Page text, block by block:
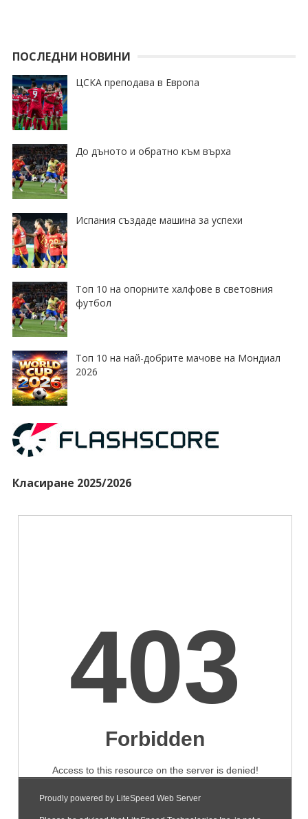
ПОСЛЕДНИ НОВИНИ
ЦСКА преподава в Европа
До дъното и обратно към върха
Испания създаде машина за успехи
Топ 10 на опорните халфове в световния
футбол
Топ 10 на най-добрите мачове на Мондиал
2026
Класиране 2025/2026